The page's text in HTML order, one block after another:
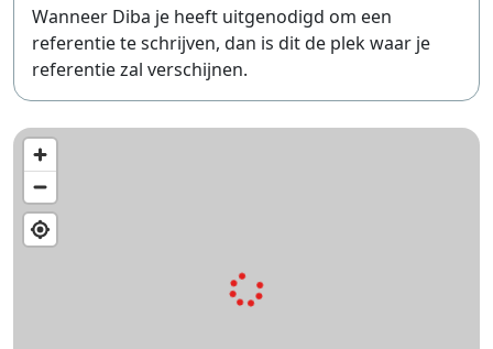
Wanneer Diba je heeft uitgenodigd om een
referentie te schrijven, dan is dit de plek waar je
referentie zal verschijnen.